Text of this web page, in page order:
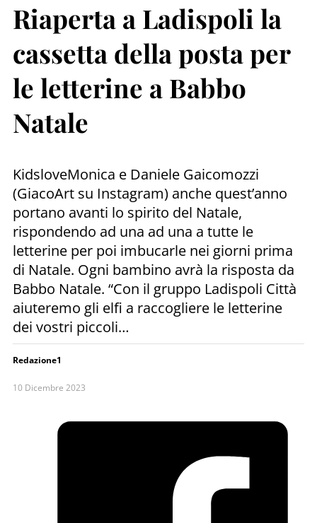
Riaperta a Ladispoli la
cassetta della posta per
le letterine a Babbo
Natale
KidsloveMonica e Daniele Gaicomozzi
(GiacoArt su Instagram) anche quest’anno
portano avanti lo spirito del Natale,
rispondendo ad una ad una a tutte le
letterine per poi imbucarle nei giorni prima
di Natale. Ogni bambino avrà la risposta da
Babbo Natale. “Con il gruppo Ladispoli Città
aiuteremo gli elfi a raccogliere le letterine
dei vostri piccoli…
Redazione1
10 Dicembre 2023